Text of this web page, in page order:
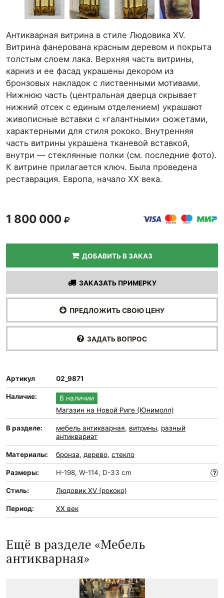
Антикварная витрина в стиле Людовика XV.
Витрина фанерована красным деревом и покрыта
толстым слоем лака. Верхняя часть витрины,
карниз и ее фасад украшены декором из
бронзовых накладок с лиственными мотивами.
Нижнюю часть (центральная дверца скрывает
нижний отсек с единым отделением) украшают
живописные вставки с «галантными» сюжетами,
характерными для стиля рококо. Внутренняя
часть витрины украшена тканевой вставкой,
внутри — стеклянные полки (см. последние фото).
К витрине прилагается ключ. Была проведена
реставрация. Европа, начало ХХ века.
1 800 000
ДОБАВИТЬ В ЗАКАЗ
ЗАКАЗАТЬ ПРИМЕРКУ
ПРЕДЛОЖИТЬ СВОЮ ЦЕНУ
ЗАДАТЬ ВОПРОС
Артикул 02_9871
Наличие:
В наличии
Магазин на Новой Риге (Юнимолл)
В разделе: мебель антикварная, витрины, разный
антиквариат
Материалы: бронза, дерево, стекло
Размеры: H-198, W-114, D-33 cm
Стиль: Людовик XV (рококо)
Период: XX век
Ещё в разделе «Мебель
антикварная»